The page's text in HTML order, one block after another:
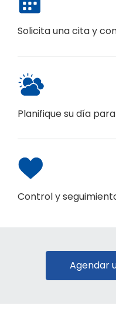
Solicita una cita y
Planifique su día
Control y
Agendar